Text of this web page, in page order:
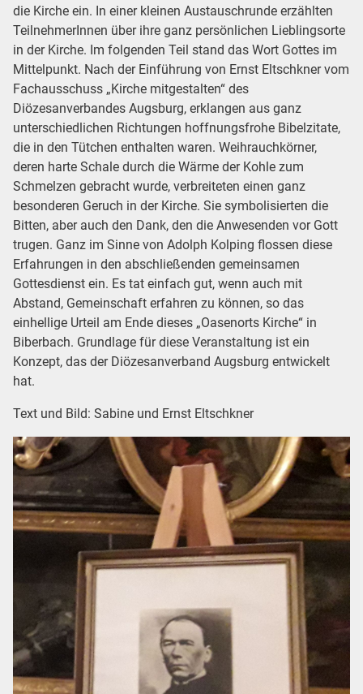
die Kirche ein. In einer kleinen Austauschrunde erzählten
TeilnehmerInnen über ihre ganz persönlichen Lieblingsorte
in der Kirche. Im folgenden Teil stand das Wort Gottes im
Mittelpunkt. Nach der Einführung von Ernst Eltschkner vom
Fachausschuss „Kirche mitgestalten“ des
Diözesanverbandes Augsburg, erklangen aus ganz
unterschiedlichen Richtungen hoffnungsfrohe Bibelzitate,
die in den Tütchen enthalten waren. Weihrauchkörner,
deren harte Schale durch die Wärme der Kohle zum
Schmelzen gebracht wurde, verbreiteten einen ganz
besonderen Geruch in der Kirche. Sie symbolisierten die
Bitten, aber auch den Dank, den die Anwesenden vor Gott
trugen. Ganz im Sinne von Adolph Kolping flossen diese
Erfahrungen in den abschließenden gemeinsamen
Gottesdienst ein. Es tat einfach gut, wenn auch mit
Abstand, Gemeinschaft erfahren zu können, so das
einhellige Urteil am Ende dieses „Oasenorts Kirche“ in
Biberbach. Grundlage für diese Veranstaltung ist ein
Konzept, das der Diözesanverband Augsburg entwickelt
hat.
Text und Bild: Sabine und Ernst Eltschkner